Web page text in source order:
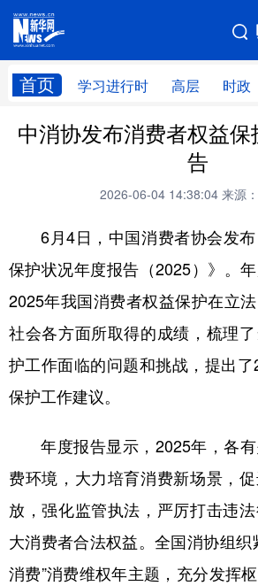
首页 学习进行时 高层 时政
网站地图
学习进行时 高层 时政
科技 科创 量子
文化 书画 健康
法律 中央文件 金融
食品
彩票 娱乐 时尚
公益 一带一路 亚太
文化产业
中消协发布消费者权益保
告
2026-06-04 14:38:04 来源
6月4日，中国消费者协会发
保护状况年度报告（2025）》。
2025年我国消费者权益保护在立
社会各方面所取得的成绩，梳理
护工作面临的问题和挑战，提出
保护工作建议。
年度报告显示，2025年，各
费环境，大力培育消费新场景，
放，强化监管执法，严厉打击违
大消费者合法权益。全国消协组织
消费”消费维权年主题，充分发挥